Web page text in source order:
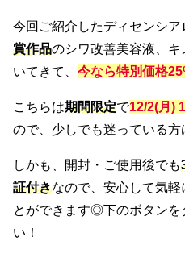
今回ご紹介したディセンシア
賞作品のシワ改善美容液、
いてきて、 今なら特別価格
こちらは期間限定で12/2(月)
ので、少しでも迷っている方
しかも、開封・ご使用後でも
証付きなので、安心して気軽
とができます◎下のボタンを
い！